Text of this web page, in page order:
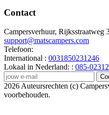
Contact
Campersverhuur, Rijksstraatweg
support@matscampers.com
Telefoon:
International : 0031850231246
Lokaal in Nederland: : 085-
2026 Auteursrechten (c)
voorbehouden.